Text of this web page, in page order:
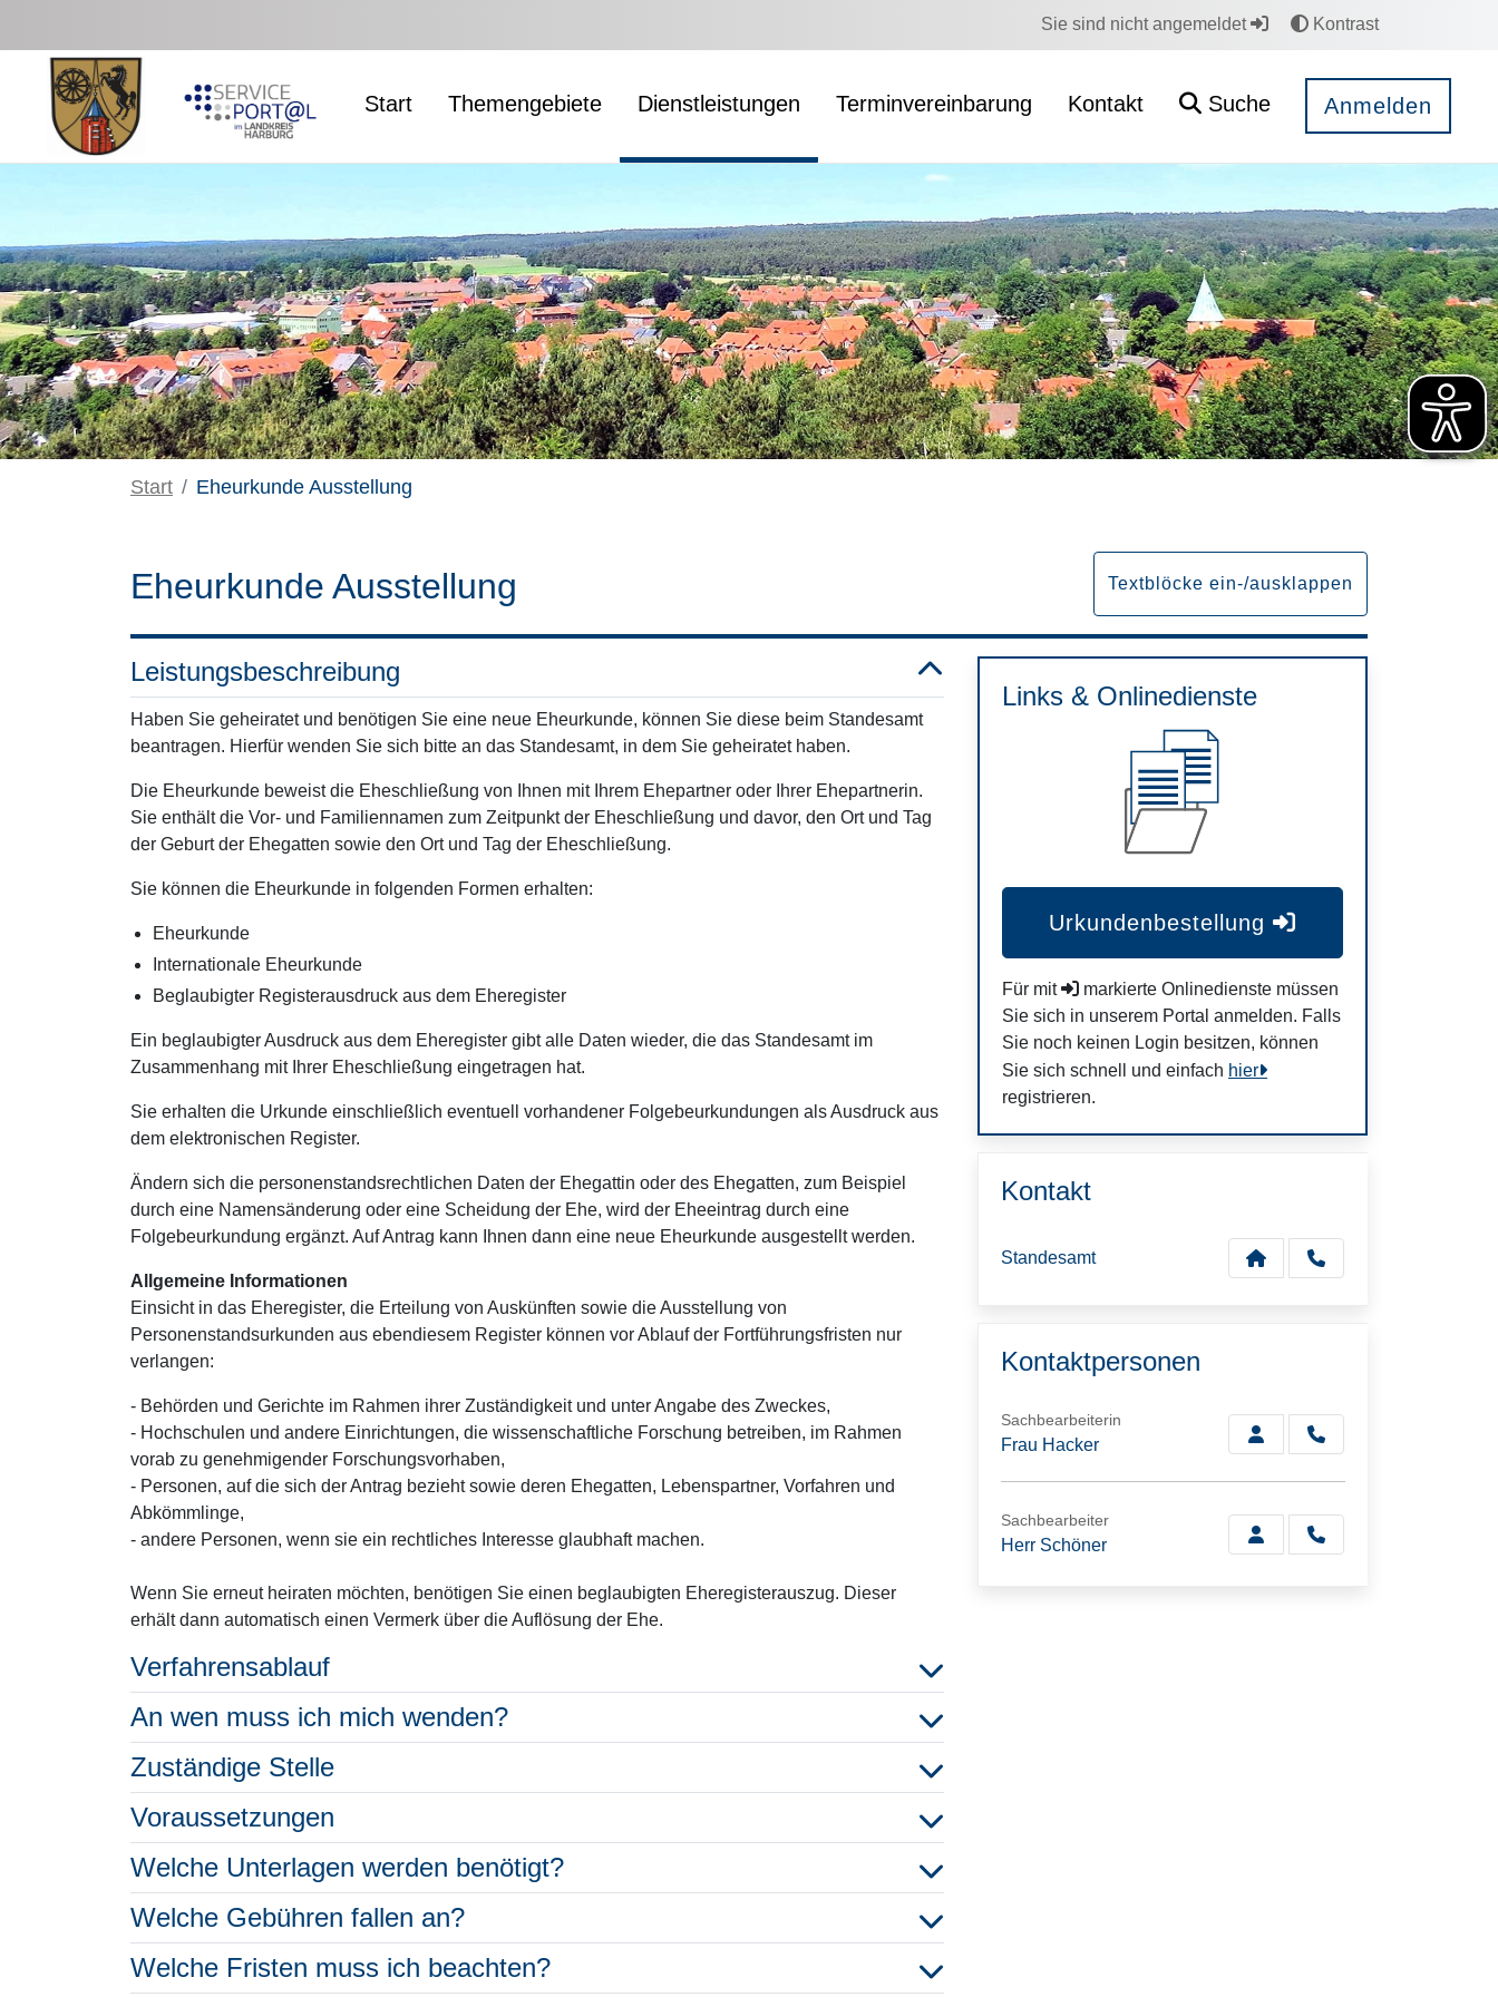
Sie sind nicht angemeldet Kontrast
Start Themengebiete Dienstleistungen Terminvereinbarung Kontakt Suche Anmelden
Start Eheurkunde Ausstellung
Eheurkunde Ausstellung Textblöcke ein-/ausklappen
Leistungsbeschreibung
Haben Sie geheiratet und benötigen Sie eine neue Eheurkunde, können Sie diese beim Standesamt
beantragen. Hierfür wenden Sie sich bitte an das Standesamt, in dem Sie geheiratet haben.
Die Eheurkunde beweist die Eheschließung von Ihnen mit Ihrem Ehepartner oder Ihrer Ehepartnerin.
Sie enthält die Vor- und Familiennamen zum Zeitpunkt der Eheschließung und davor, den Ort und Tag
der Geburt der Ehegatten sowie den Ort und Tag der Eheschließung.
Sie können die Eheurkunde in folgenden Formen erhalten:
Eheurkunde
Internationale Eheurkunde
Beglaubigter Registerausdruck aus dem Eheregister
Ein beglaubigter Ausdruck aus dem Eheregister gibt alle Daten wieder, die das Standesamt im
Zusammenhang mit Ihrer Eheschließung eingetragen hat.
Sie erhalten die Urkunde einschließlich eventuell vorhandener Folgebeurkundungen als Ausdruck aus
dem elektronischen Register.
Ändern sich die personenstandsrechtlichen Daten der Ehegattin oder des Ehegatten, zum Beispiel
durch eine Namensänderung oder eine Scheidung der Ehe, wird der Eheeintrag durch eine
Folgebeurkundung ergänzt. Auf Antrag kann Ihnen dann eine neue Eheurkunde ausgestellt werden.
Allgemeine Informationen
Einsicht in das Eheregister, die Erteilung von Auskünften sowie die Ausstellung von
Personenstandsurkunden aus ebendiesem Register können vor Ablauf der Fortführungsfristen nur
verlangen:
- Behörden und Gerichte im Rahmen ihrer Zuständigkeit und unter Angabe des Zweckes,
- Hochschulen und andere Einrichtungen, die wissenschaftliche Forschung betreiben, im Rahmen
vorab zu genehmigender Forschungsvorhaben,
- Personen, auf die sich der Antrag bezieht sowie deren Ehegatten, Lebenspartner, Vorfahren und
Abkömmlinge,
- andere Personen, wenn sie ein rechtliches Interesse glaubhaft machen.
Wenn Sie erneut heiraten möchten, benötigen Sie einen beglaubigten Eheregisterauszug. Dieser
erhält dann automatisch einen Vermerk über die Auflösung der Ehe.
Verfahrensablauf
An wen muss ich mich wenden?
Zuständige Stelle
Voraussetzungen
Welche Unterlagen werden benötigt?
Welche Gebühren fallen an?
Welche Fristen muss ich beachten?
Links & Onlinedienste
Urkundenbestellung
Für mit
markierte Onlinedienste müssen
Sie sich in unserem Portal anmelden. Falls
Sie noch keinen Login besitzen, können
Sie sich schnell und einfach hier
registrieren.
Kontakt
Standesamt
Kontaktpersonen
Sachbearbeiterin
Frau Hacker
Sachbearbeiter
Herr Schöner